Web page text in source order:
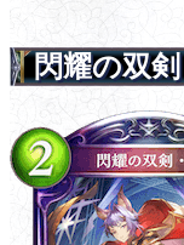
閃耀の双